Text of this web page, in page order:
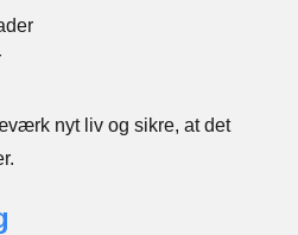
nyt liv og sikre, at det